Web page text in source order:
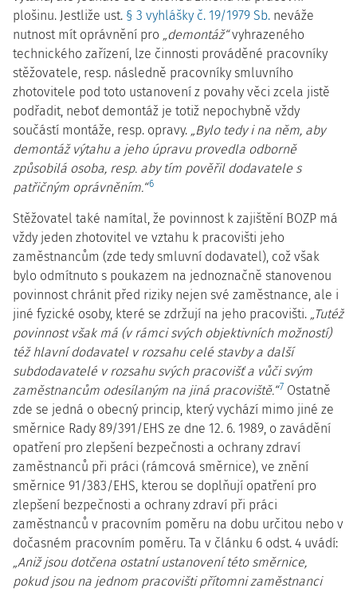
plošinu. Jestliže ust. § 3 vyhlášky č. 19/1979 Sb. neváže
nutnost mít oprávnění pro „demontáž“vyhrazeného
technického zařízení, lze činnosti prováděné pracovníky
stěžovatele, resp. následně pracovníky smluvního
zhotovitele pod toto ustanovení z povahy věci zcela jistě
podřadit, neboť demontáž je totiž nepochybně vždy
součástí montáže, resp. opravy. „Bylo tedy i na něm, aby
demontáž výtahu a jeho úpravu provedla odborně
způsobilá osoba, resp. aby tím pověřil dodavatele s
patřičným oprávněním.“6
Stěžovatel také namítal, že povinnost k zajištění BOZP má
vždy jeden zhotovitel ve vztahu k pracovišti jeho
zaměstnancům (zde tedy smluvní dodavatel), což však
bylo odmítnuto s poukazem na jednoznačně stanovenou
povinnost chránit před riziky nejen své zaměstnance, ale i
jiné fyzické osoby, které se zdržují na jeho pracovišti. „Tutéž
povinnost však má (v rámci svých objektivních možností)
též hlavní dodavatel v rozsahu celé stavby a další
subdodavatelé v rozsahu svých pracovišť a vůči svým
zaměstnancům odesílaným na jiná pracoviště.“7 Ostatně
zde se jedná o obecný princip, který vychází mimo jiné ze
směrnice Rady 89/391/EHS ze dne 12. 6. 1989, o zavádění
opatření pro zlepšení bezpečnosti a ochrany zdraví
zaměstnanců při práci (rámcová směrnice), ve znění
směrnice 91/383/EHS, kterou se doplňují opatření pro
zlepšení bezpečnosti a ochrany zdraví při práci
zaměstnanců v pracovním poměru na dobu určitou nebo v
dočasném pracovním poměru. Ta v článku 6 odst. 4 uvádí:
„Aniž jsou dotčena ostatní ustanovení této směrnice,
pokud jsou na jednom pracovišti přítomni zaměstnanci